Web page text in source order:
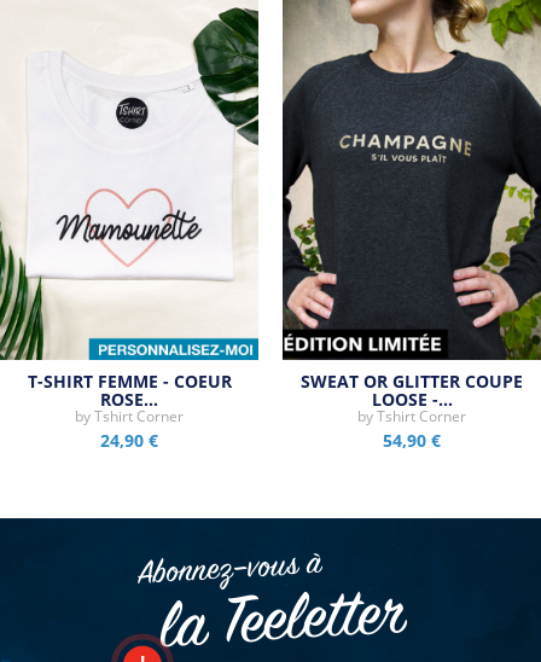
T-SHIRT FEMME - COEUR
ROSE…
byTshirt Corner
24,90 €
SWEAT OR GLITTER COUPE
LOOSE -…
byTshirt Corner
54,90 €
Abonnez–vous à
la Teeletter